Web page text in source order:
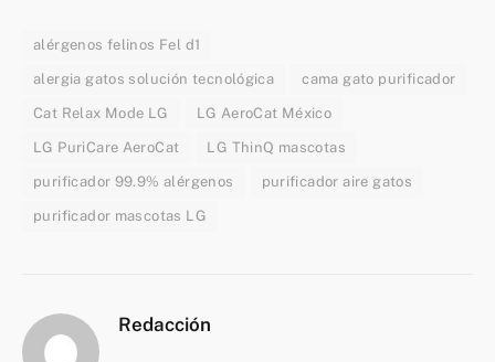
alérgenos felinos Fel d1
alergia gatos solución tecnológica cama gato purificador
Cat Relax Mode LG LG AeroCat México
LG PuriCare AeroCat LG ThinQ mascotas
purificador 99.9% alérgenos purificador aire gatos
purificador mascotas LG
Redacción